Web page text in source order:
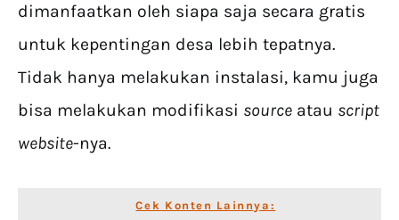
dimanfaatkan oleh siapa saja secara gratis
untuk kepentingan desa lebih tepatnya.
Tidak hanya melakukan instalasi, kamu juga
bisa melakukan modifikasi source atau script
website-nya.
Cek Konten Lainnya: